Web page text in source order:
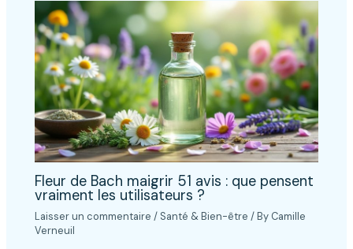
Fleur de Bach maigrir 51 avis : que pensent
vraiment les utilisateurs ?
Laisser un commentaire / Santé & Bien-être / By Camille
Verneuil